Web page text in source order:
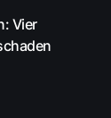
Vier